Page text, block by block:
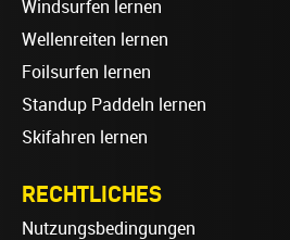
Windsurfen lernen
Wellenreiten lernen
Foilsurfen lernen
Standup Paddeln lernen
Skifahren lernen
RECHTLICHES
Nutzungsbedingungen